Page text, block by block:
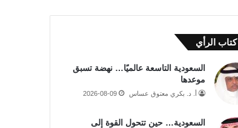
كتاب الرأي
السعودية التاسعة عالميًا… نهضة تسبق
موعدها
أ. د. بكري معتوق عساس 2026-08-09
السعودية… حين تتحول القوة إلى